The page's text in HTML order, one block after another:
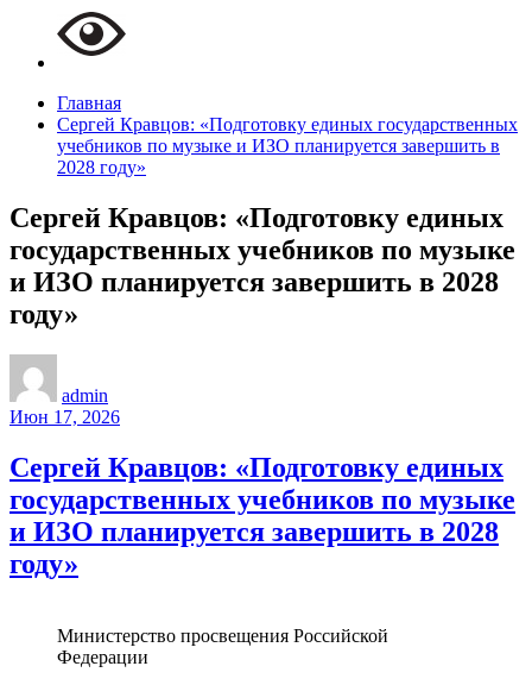
Главная
Сергей Кравцов: «Подготовку единых государственных
учебников по музыке и ИЗО планируется завершить в
2028 году»
Сергей Кравцов: «Подготовку единых
государственных учебников по музыке
и ИЗО планируется завершить в 2028
году»
admin
Июн 17, 2026
Сергей Кравцов: «Подготовку единых
государственных учебников по музыке
и ИЗО планируется завершить в 2028
году»
Министерство просвещения Российской
Федерации